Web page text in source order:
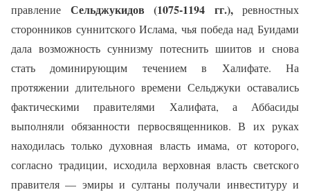
правление Сельджукидов (1075-1194 гг.),ревностных
сторонников суннитского Ислама, чья победа над Буидами
дала возможность суннизму потеснить шиитов и снова
стать доминирующим течением в Халифате. На
протяжении длительного времени Сельджуки оставались
фактическими правителями Халифата, а Аббасиды
выполняли обязанности первосвященников. В их руках
находилась только духовная власть имама, от которого,
согласно традиции, исходила верховная власть светского
правителя — эмиры и султаны получали инвеституру и